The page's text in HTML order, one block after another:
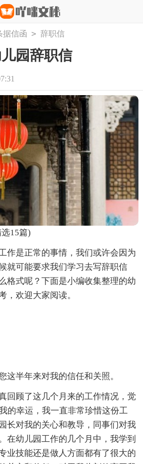
据信函 > 辞职信
园辞职信
15篇)
作是正常的事情，我们或许会因为
就可能要求我们学习去写辞职信
格式呢？下面是小编收集整理的幼
，欢迎大家阅读。
这半年来对我的信任和关照。
回顾了这几个月来的工作情况，觉
的幸运，我一直非常珍惜这份工
长对我的关心和教导，同事们对我
在幼儿园工作的几个月中，我学到
业技能还是做人方面都有了很大的